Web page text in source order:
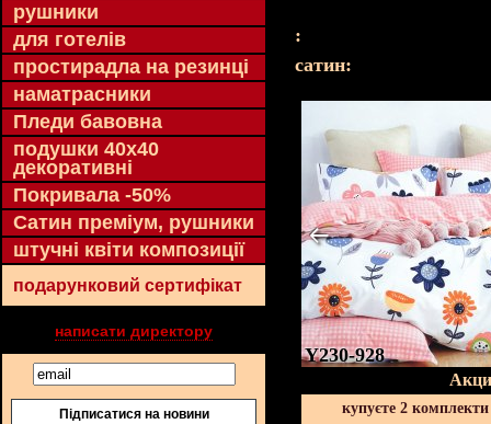
рушники
для готелів
простирадла на резинці
наматрасники
Пледи бавовна
подушки 40х40
декоративні
Покривала -50%
Сатин преміум, рушники
штучні квіти композиції
подарунковий сертифікат
написати директору
Підписатися на новини
:
cатин:
Y230-928
купуєте 2